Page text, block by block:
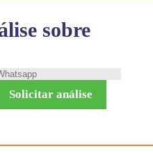
sobre
Solicitar análise